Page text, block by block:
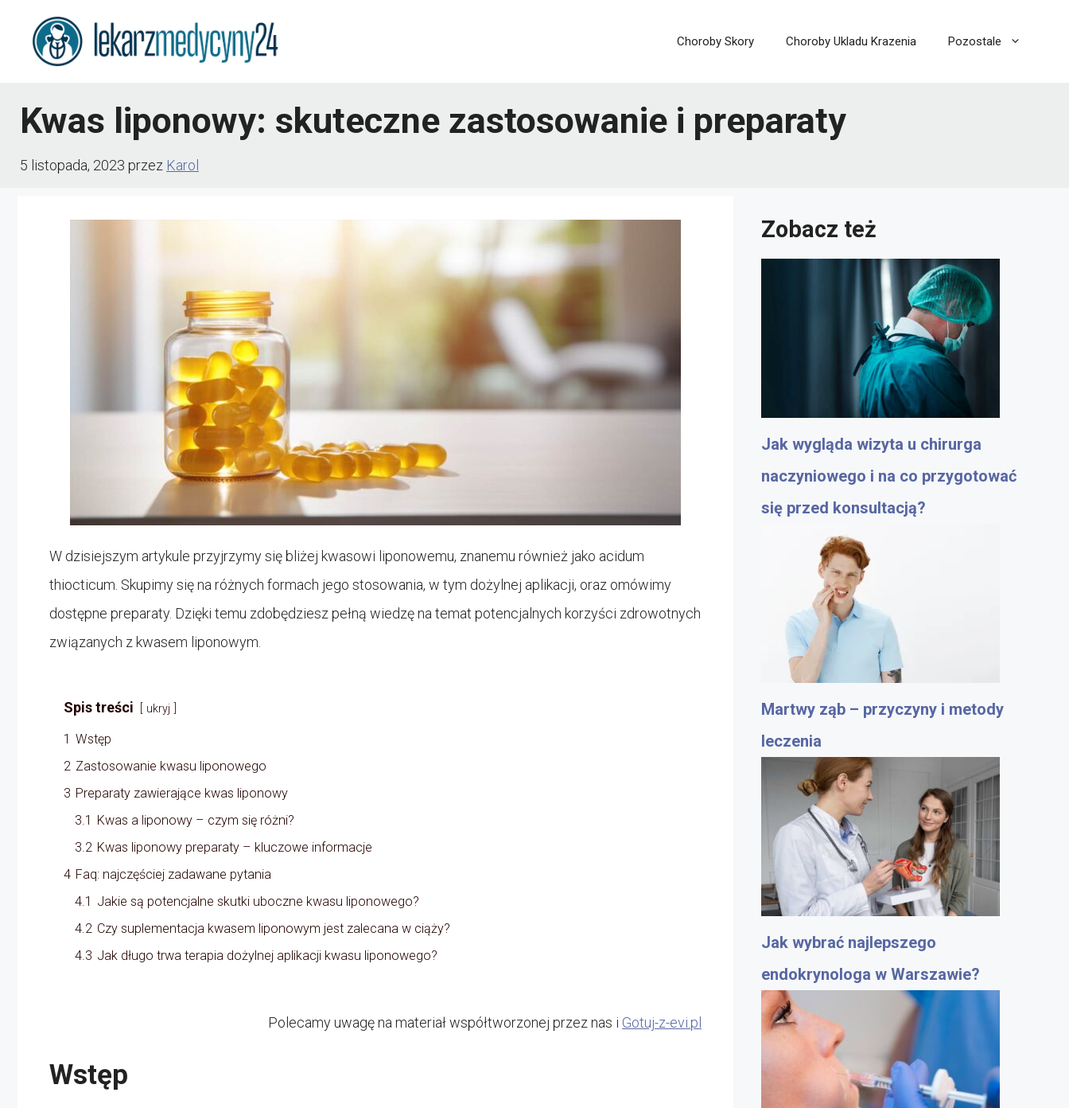
Choroby Skory Choroby Ukladu Krazenia Pozostale
Kwas liponowy: skuteczne zastosowanie i preparaty
5 listopada, 2023 przez Karol
W dzisiejszym artykule przyjrzymy się bliżej kwasowi liponowemu, znanemu również jako acidum
thiocticum. Skupimy się na różnych formach jego stosowania, w tym dożylnej aplikacji, oraz omówimy
dostępne preparaty. Dzięki temu zdobędziesz pełną wiedzę na temat potencjalnych korzyści zdrowotnych
związanych z kwasem liponowym.
Spis treści ukryj
1 Wstęp
2 Zastosowanie kwasu liponowego
3 Preparaty zawierające kwas liponowy
3.1
Kwas a liponowy – czym się różni?
3.2 Kwas liponowy preparaty – kluczowe informacje
4 Faq: najczęściej zadawane pytania
4.1 Jakie są potencjalne skutki uboczne kwasu liponowego?
4.2 Czy suplementacja kwasem liponowym jest zalecana w ciąży?
4.3 Jak długo trwa terapia dożylnej aplikacji kwasu liponowego?
Polecamy uwagę na materiał współtworzonej przez nas i Gotuj-z-evi.pl
Wstęp
Zobacz też
Jak wygląda wizyta u chirurga
naczyniowego i na co przygotować
się przed konsultacją?
Martwy ząb – przyczyny i metody
leczenia
Jak wybrać najlepszego
endokrynologa w Warszawie?